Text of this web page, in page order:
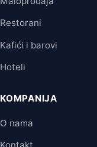
Restorani
Kafići i barovi
Hoteli
KOMPANIJA
O nama